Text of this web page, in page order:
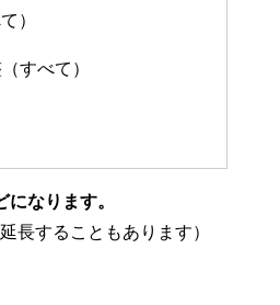
）
すべて）
なります。
長することもあります）